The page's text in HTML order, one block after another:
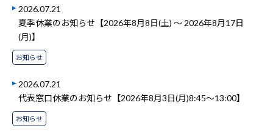
2026.07.21
夏季休業のお知らせ【2026年8月8日(土) ～ 2026年8月17日
(月)】
お知らせ
2026.07.21
代表窓口休業のお知らせ【2026年8月3日(月)8:45～13:00】
お知らせ